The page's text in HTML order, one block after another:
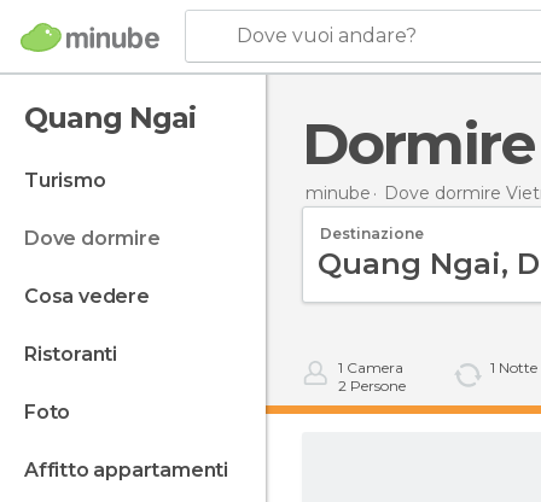
Dove vuoi andare?
Quang Ngai
turismo
dove dormire
cosa vedere
ristoranti
foto
affitto appartamenti
minube Dove dormire
Destinazione
1 Camera
2 Persone
1 Notte